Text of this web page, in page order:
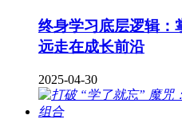
终身学习底层逻辑：
远走在成长前沿
2025-04-30